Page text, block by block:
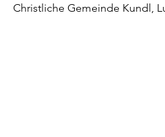
Christliche Gemeinde Kundl,